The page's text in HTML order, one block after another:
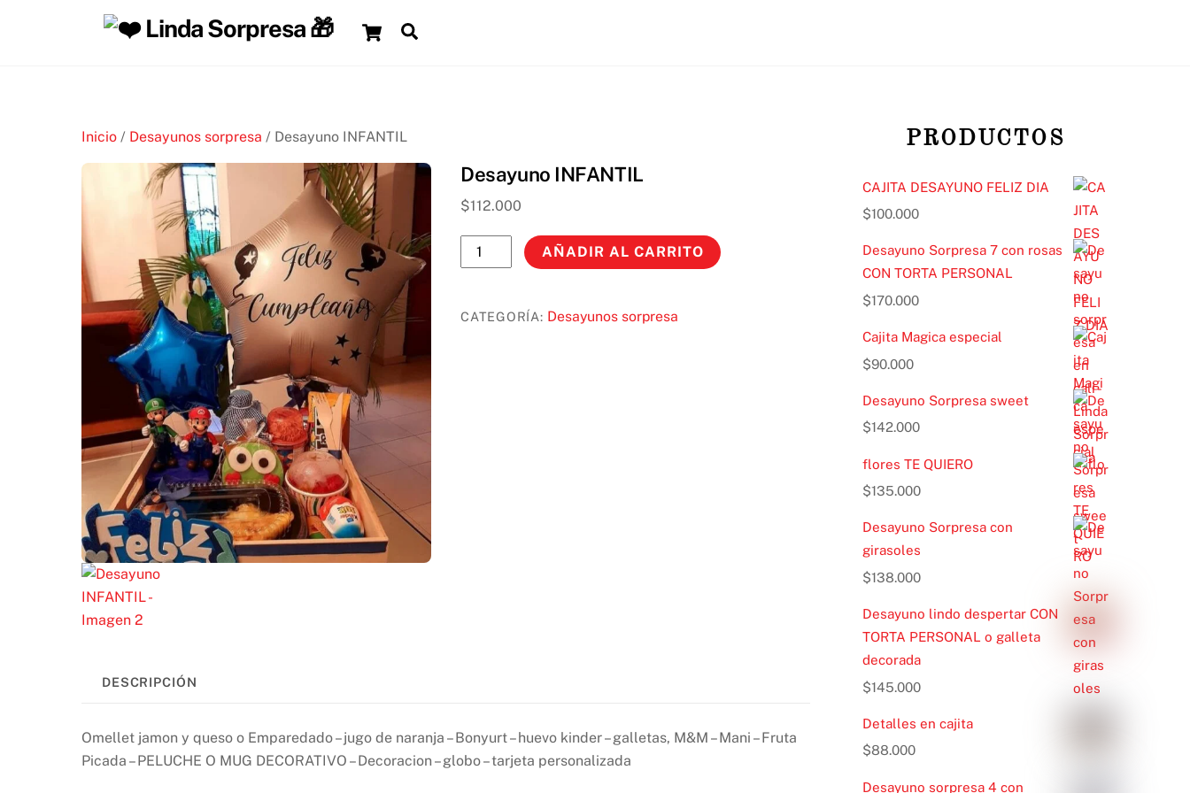
Cart
Inicio / Desayunos sorpresa / Desayuno INFANTIL
Desayuno INFANTIL
$112.000
Desayuno
INFANTIL
AÑADIR AL CARRITO
CATEGORÍA: Desayunos sorpresa
DESCRIPCIÓN
Omellet jamon y queso o Emparedado – jugo de naranja – Bonyurt – huevo kinder – galletas, M&M – Mani – Fruta
Picada – PELUCHE O MUG DECORATIVO – Decoracion – globo – tarjeta personalizada
PRODUCTOS
CAJITA DESAYUNO FELIZ DIA
$100.000
Desayuno Sorpresa 7 con rosas
CON TORTA PERSONAL
$170.000
Cajita Magica especial
$90.000
Desayuno Sorpresa sweet
$142.000
flores TE QUIERO
$135.000
Desayuno Sorpresa con
girasoles
$138.000
Desayuno lindo despertar CON
TORTA PERSONAL o galleta
decorada
$145.000
Detalles en cajita
$88.000
Desayuno sorpresa 4 con